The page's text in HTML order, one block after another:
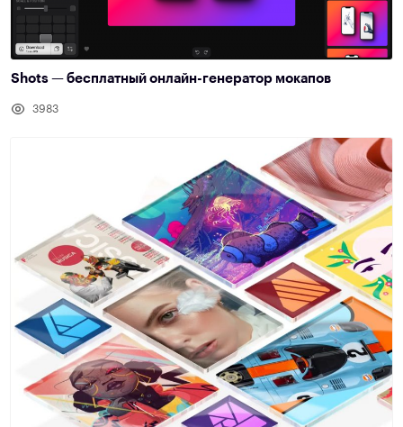
Shots — бесплатный онлайн-генератор мокапов
3983